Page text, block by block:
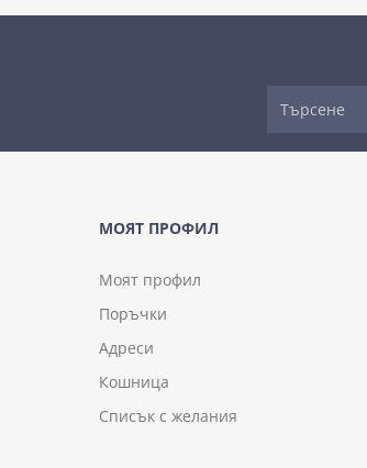
МОЯТ ПРОФИЛ
Моят профил
Поръчки
Адреси
Кошница
Списък с желания